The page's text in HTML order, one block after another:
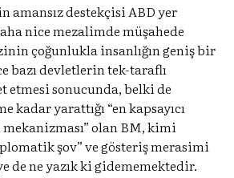
amansız destekçisi ABD yer
nice mezalimde müşahede
çoğunlukla insanlığın geniş bir
bazı devletlerin tek-taraflı
etmesi sonucunda, belki de
kadar yarattığı “en kapsayıcı
olan BM, kimi
şov” ve gösteriş merasimi
de ne yazık ki gidememektedir.